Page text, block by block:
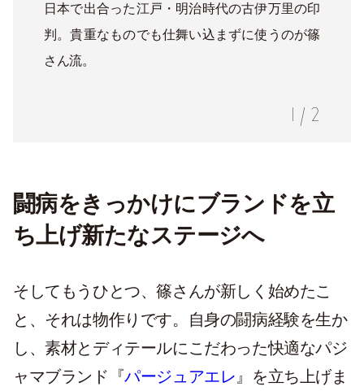
日本で出合った江戸・明治時代の古伊万里の印
判。貴重なものでも仕舞い込まずに使うのが篠
さん流。
/ 2
闘病をきっかけにブランドを立
ち上げ新たなステージへ
そしてもうひとつ、篠さんが新しく始めたこ
と、それは物作りです。自身の闘病経験を生か
し、素材とディテールにこだわった快適なパジ
ャマブランド『パージュアエレ 』を立ち上げま